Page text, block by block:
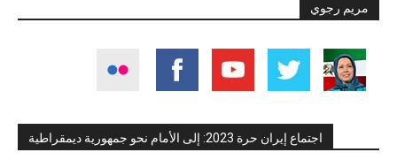
مريم رجوي
اجتماع إيران حرة 2023: إلى الأمام نحو جمهورية ديمقراطية